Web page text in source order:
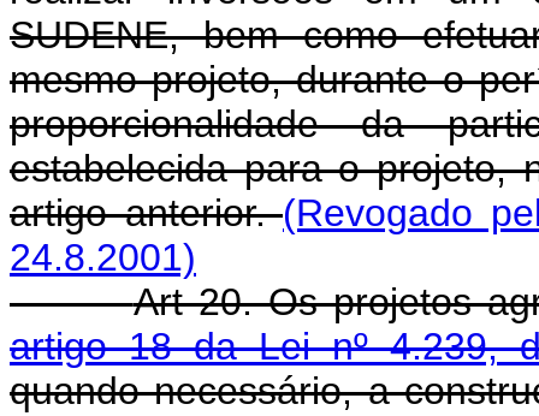
SUDENE, bem como
mesmo projeto, durante o
proporcionalidade da
estabelecida para o projeto,
artigo anterior.(Revogado
24.8.2001)
Art 20. Os projetos
artigo 18 da Lei nº 4.239,
quando necessário, a